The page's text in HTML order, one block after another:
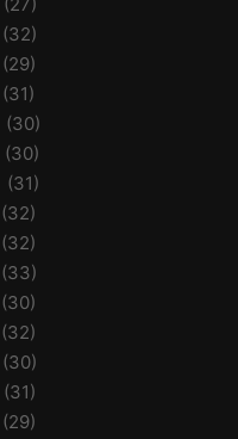
(32)
(29)
(31)
(30)
(30)
(31)
(32)
(32)
(33)
(30)
(32)
(30)
(31)
(29)